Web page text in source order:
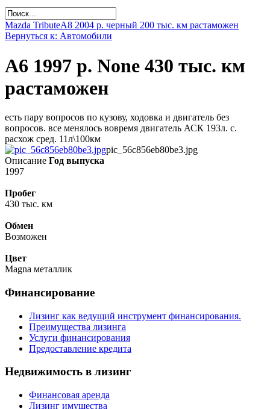
Mazda TributeA8 2004 р. черный 200 тыс. км растаможен
Вернуться к: Автомобили
A6 1997 р. None 430 тыс. км
растаможен
есть пару вопросов по кузову, ходовка и двигатель без
вопросов. все менялось вовремя двигатель АСК 193л. с.
расхож сред. 11л\100км
pic_56c856eb80be3.jpg
Описание Год выпуска
1997
Пробег
430 тыс. км
Обмен
Возможен
Цвет
Magna металлик
Финансирование
Лизинг как ведущий инструмент финансирования.
Преимущества лизинга
Услуги финансирования
Предоставление кредита
Недвижимость в лизинг
Финансовая аренда
Лизинг имущества